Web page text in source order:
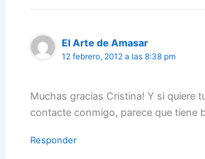
El Arte de Amasar
12 febrero, 2012 a las 8:38 pm
Muchas gracias Cristina! Y si quiere
contacte conmigo, parece que tiene
Responder